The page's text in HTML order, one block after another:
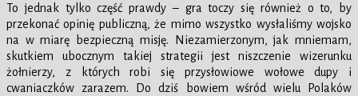
To jednak tylko część prawdy – gra toczy się również o to, by
przekonać opinię publiczną, że mimo wszystko wysłaliśmy wojsko
na w miarę bezpieczną misję. Niezamierzonym, jak mniemam,
skutkiem ubocznym takiej strategii jest niszczenie wizerunku
żołnierzy, z których robi się przysłowiowe wołowe dupy i
cwaniaczków zarazem. Do dziś bowiem wśród wielu Polaków